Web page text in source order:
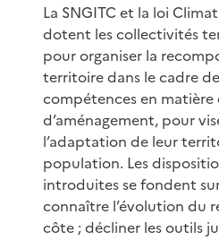
La SNGITC et la loi
dotent les collectivités
pour organiser la
territoire dans le cadre
compétences en matière
d’aménagement, pour
l’adaptation de leur
population. Les
introduites se fondent
connaître l’évolution du
côte ; décliner les outils